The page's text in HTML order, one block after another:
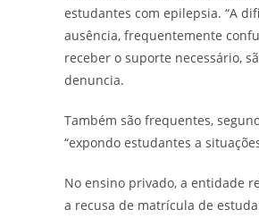
estudantes com epilepsia. “A
ausência, frequentemente
receber o suporte necessário,
denuncia.
Também são frequentes,
“expondo estudantes a
No ensino privado, a entidade
a recusa de matrícula de